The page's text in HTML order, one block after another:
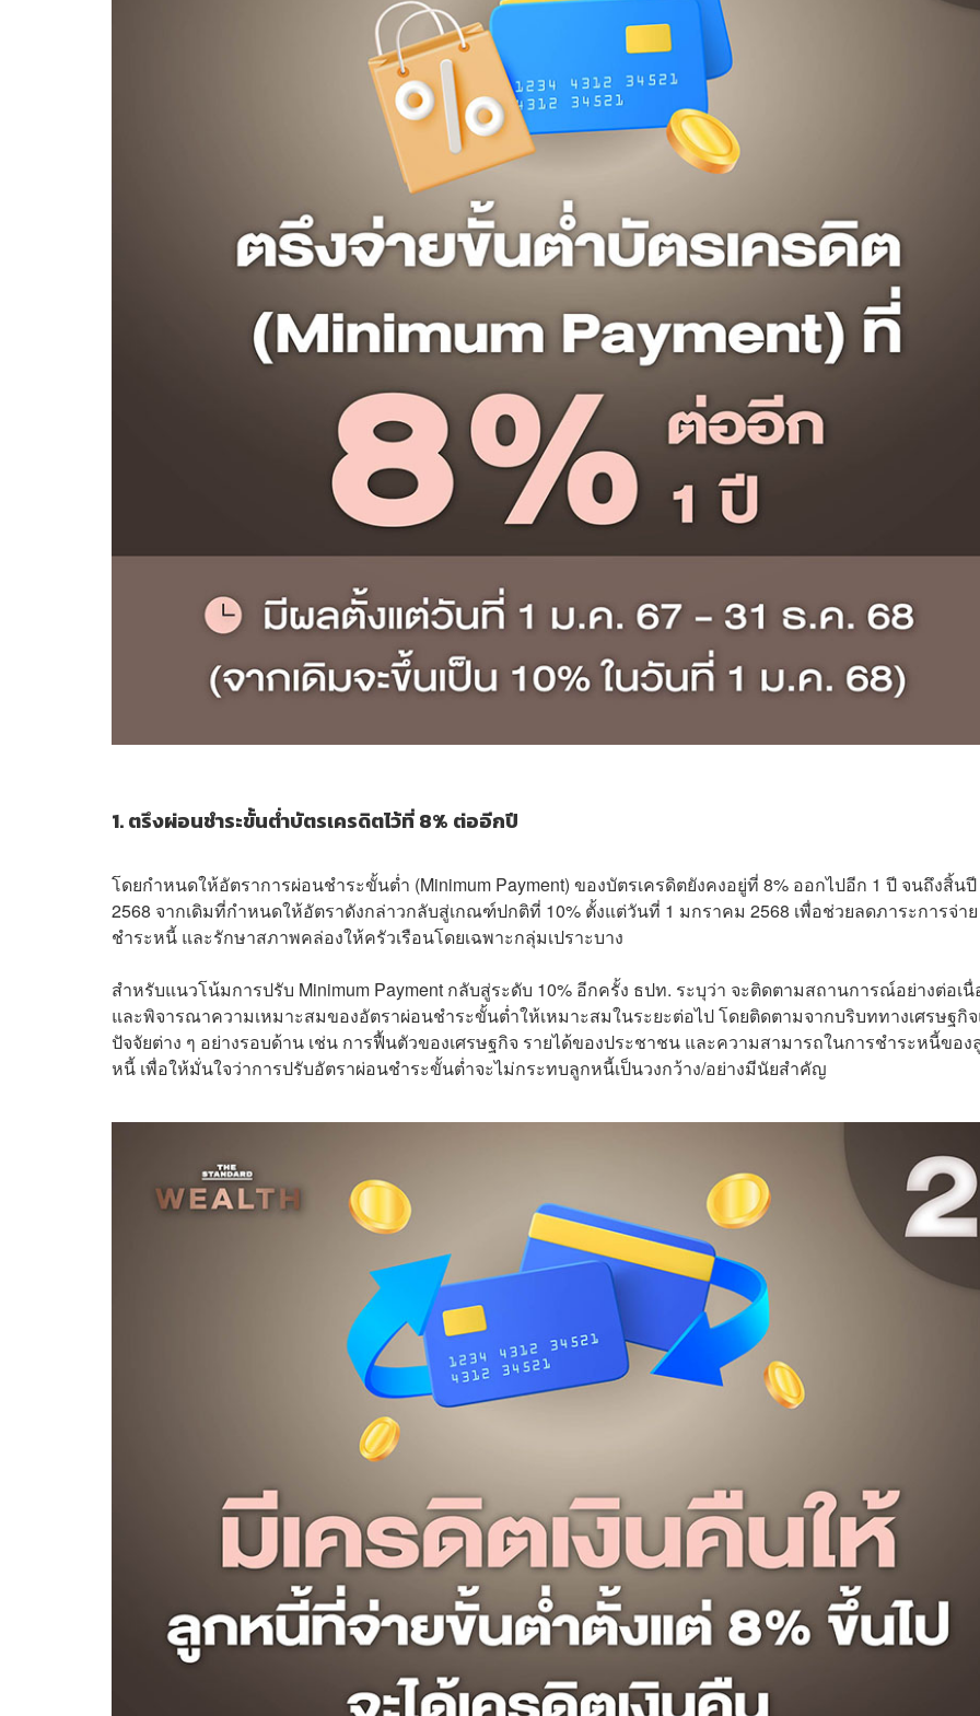
1. ตรึงผ่อนชำระขั้นต่ำบัตรเครดิตไว้ที่ 8% ต่ออีกปี
โดยกำหนดให้อัตราการผ่อนชำระขั้นต่ำ (Minimum Payment) ของบัตรเครดิตยังคงอยู่ที่ 8% ออกไปอีก 1 ปี จนถึงสิ้นปี
2568 จากเดิมที่กำหนดให้อัตราดังกล่าวกลับสู่เกณฑ์ปกติที่ 10% ตั้งแต่วันที่ 1 มกราคม 2568 เพื่อช่วยลดภาระการจ่าย
ชำระหนี้ และรักษาสภาพคล่องให้ครัวเรือนโดยเฉพาะกลุ่มเปราะบาง
สำหรับแนวโน้มการปรับ Minimum Payment กลับสู่ระดับ 10% อีกครั้ง ธปท. ระบุว่า จะติดตามสถานการณ์อย่างต่อเนื่
และพิจารณาความเหมาะสมของอัตราผ่อนชำระขั้นต่ำให้เหมาะสมในระยะต่อไป โดยติดตามจากบริบททางเศรษฐกิ
ปัจจัยต่าง ๆ อย่างรอบด้าน เช่น การฟื้นตัวของเศรษฐกิจ รายได้ของประชาชน และความสามารถในการชำระหนี้ของ
หนี้ เพื่อให้มั่นใจว่าการปรับอัตราผ่อนชำระขั้นต่ำจะไม่กระทบลูกหนี้เป็นวงกว้าง/อย่างมีนัยสำคัญ